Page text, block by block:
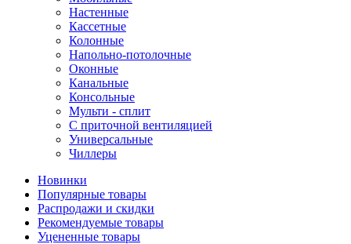
Настенные
Кассетные
Колонные
Напольно-потолочные
Оконные
Канальные
Консольные
Мульти - сплит
С приточной вентиляцией
Универсальные
Чиллеры
Новинки
Популярные товары
Распродажи и скидки
Рекомендуемые товары
Уцененные товары